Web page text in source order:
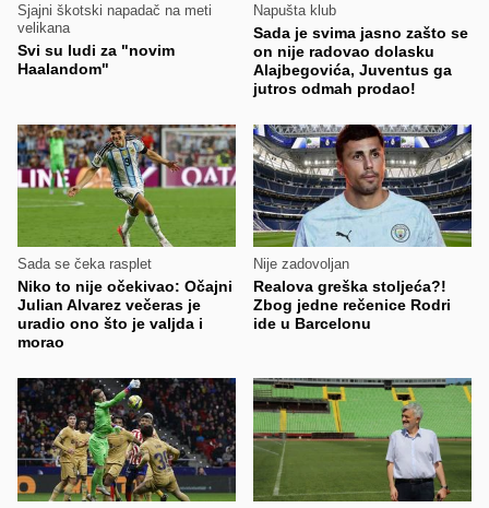
Sjajni škotski napadač na meti
velikana
Svi su ludi za "novim
Haalandom"
Napušta klub
Sada je svima jasno zašto se
on nije radovao dolasku
Alajbegovića, Juventus ga
jutros odmah prodao!
Sada se čeka rasplet
Niko to nije očekivao: Očajni
Julian Alvarez večeras je
uradio ono što je valjda i
morao
Nije zadovoljan
Realova greška stoljeća?!
Zbog jedne rečenice Rodri
ide u Barcelonu